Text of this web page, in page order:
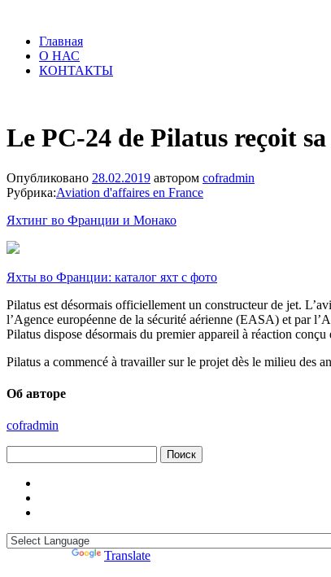
Главная
О НАС
КОНТАКТЫ
Le PC-24 de Pilatus reçoit
Опубликовано 28.02.2019 автором cofradmin
Рубрика:Aviation d'affaires en France
Яхтинг во Франции и Монако
Яхты во Франции: каталог яхт с фото
Pilatus est désormais officiellement un constructeur de jet.
l’Agence européenne de la sécurité aérienne (EASA) et par
Pilatus dispose désormais du premier appareil à réaction
Pilatus a commencé à travailler sur le projet dès le milieu des
Об авторе
cofradmin
Translate